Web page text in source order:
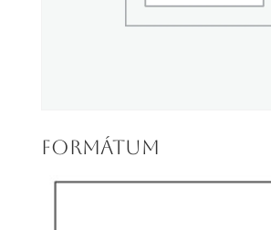
FORMÁTUM